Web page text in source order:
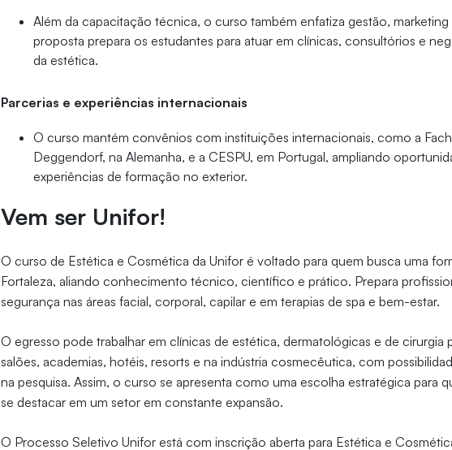
Além da capacitação técnica, o curso também enfatiza gestão,
proposta prepara os estudantes para atuar em clínicas, consultórios e
da estética.
Parcerias e experiências internacionais
O curso mantém convênios com instituições internacionais, como a
Deggendorf, na Alemanha, e a CESPU, em Portugal, ampliando
experiências de formação no exterior.
Vem ser Unifor!
O curso de Estética e Cosmética da Unifor é voltado para quem busca uma
Fortaleza, aliando conhecimento técnico, científico e prático. Prepara
segurança nas áreas facial, corporal, capilar e em terapias de spa e bem-estar.
O egresso pode trabalhar em clínicas de estética, dermatológicas e de cirurgia
salões, academias, hotéis, resorts e na indústria cosmecêutica, com
na pesquisa. Assim, o curso se apresenta como uma escolha estratégica para
se destacar em um setor em constante expansão.
O Processo Seletivo Unifor está com inscrição aberta para Estética e